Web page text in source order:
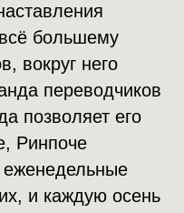
большему
вокруг него
переводчиков
позволяет его
Ринпоче
еженедельные
и каждую осень